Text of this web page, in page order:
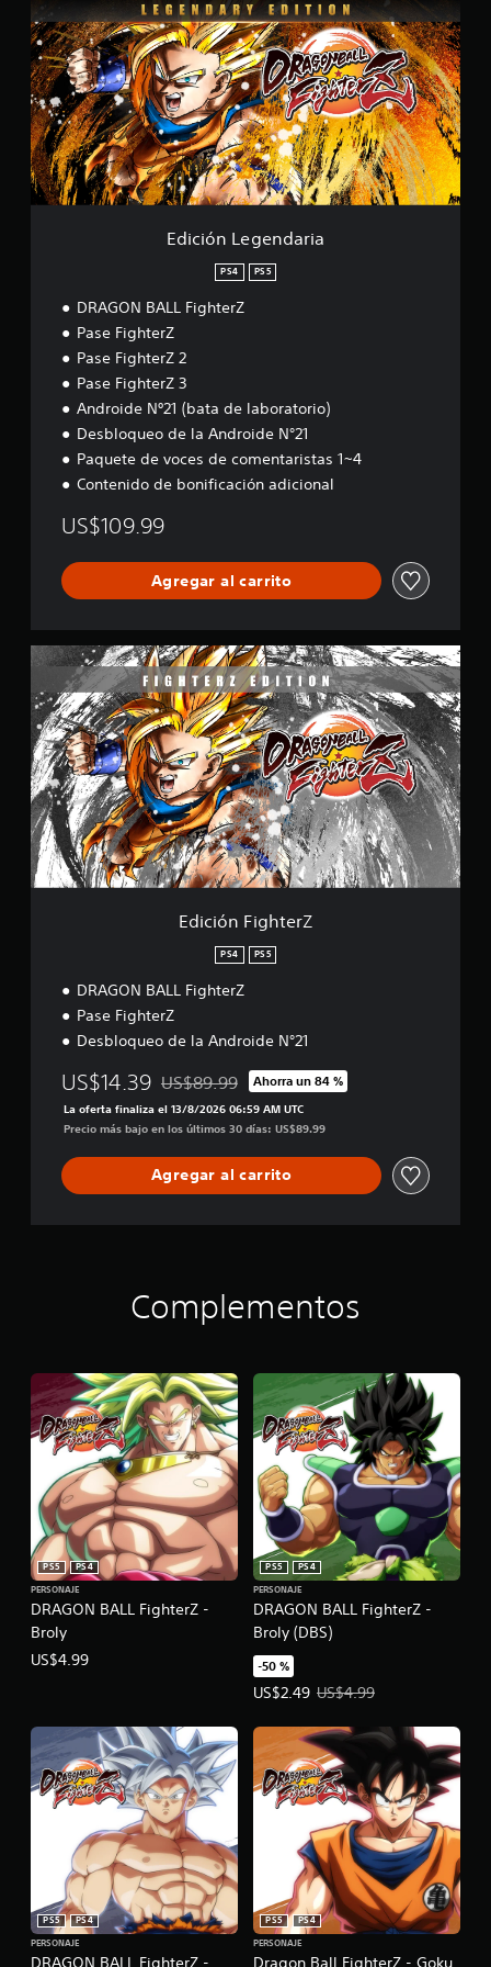
l
i
f
i
c
a
c
i
o
n
e
c
i
ó
n
L
e
g
e
n
d
Edición Legendaria
PS4 PS5
DRAGON BALL FighterZ
Pase FighterZ
Pase FighterZ 2
Pase FighterZ 3
Androide Nº21 (bata de laboratorio)
Desbloqueo de la Androide N°21
Paquete de voces de comentaristas 1~4
Contenido de bonificación adicional
US$109.99
Agregar al carrito
E
i
c
i
ó
n
F
i
g
h
t
e
Edición FighterZ
PS4 PS5
DRAGON BALL FighterZ
Pase FighterZ
Desbloqueo de la Androide N°21
US$14.39 Rebajado del precio original de US$89.99
US$89.99 Ahorra un 84 %
La oferta finaliza el 13/8/2026 06:59 AM UTC
Precio más bajo en los últimos 30 días: US$89.99
Agregar al carrito
Complementos
DRAGON BALL FighterZ -
Broly
PS5
PS4
PERSONAJE
US$4.99
DRAGON BALL FighterZ -
Broly (DBS)
PS5
PS4
PERSONAJE
-50 %
US$2.49
Precio de la oferta: US$2.49.
US$4.99
DRAGON BALL FighterZ -
PS5
PS4
PERSONAJE
Dragon Ball FighterZ - Goku
PS5
PS4
PERSONAJE